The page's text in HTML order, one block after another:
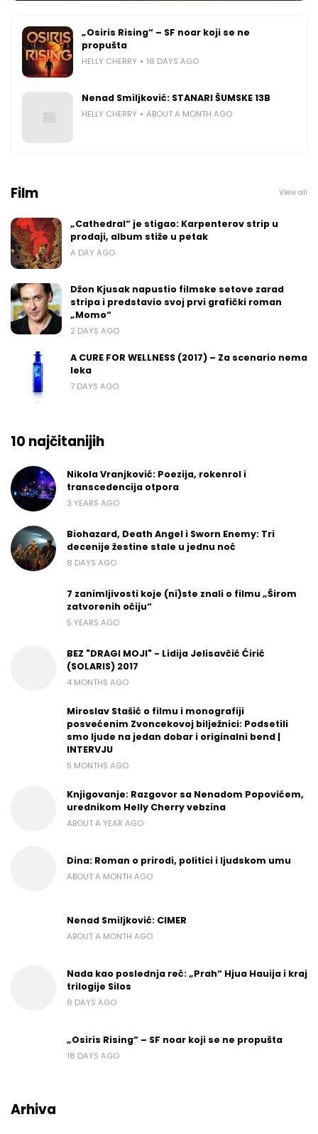
„Osiris Rising“ – SF noar koji se ne
propušta
HELLY CHERRY 18 DAYS AGO
Nenad Smiljković: STANARI ŠUMSKE 13B
HELLY CHERRY ABOUT A MONTH AGO
Film View all
„Cathedral“ je stigao: Karpenterov strip u
prodaji, album stiže u petak
A DAY AGO
Džon Kjusak napustio filmske setove zarad
stripa i predstavio svoj prvi grafički roman
„Momo“
2 DAYS AGO
A CURE FOR WELLNESS (2017) – Za scenario nema
leka
7 DAYS AGO
10 najčitanijih
Nikola Vranjković: Poezija, rokenrol i
transcedencija otpora
3 YEARS AGO
Biohazard, Death Angel i Sworn Enemy: Tri
decenije žestine stale u jednu noć
8 DAYS AGO
7 zanimljivosti koje (ni)ste znali o filmu „Širom
zatvorenih očiju“
5 YEARS AGO
BEZ "DRAGI MOJI" - Lidija Jelisavčić Ćirić
(SOLARIS) 2017
4 MONTHS AGO
Miroslav Stašić o filmu i monografiji
posvećenim Zvoncekovoj bilježnici: Podsetili
smo ljude na jedan dobar i originalni bend |
INTERVJU
5 MONTHS AGO
Knjigovanje: Razgovor sa Nenadom Popovićem,
urednikom Helly Cherry vebzina
ABOUT A YEAR AGO
Dina: Roman o prirodi, politici i ljudskom umu
ABOUT A MONTH AGO
Nenad Smiljković: CIMER
ABOUT A MONTH AGO
Nada kao poslednja reč: „Prah“ Hjua Hauija i kraj
trilogije Silos
8 DAYS AGO
„Osiris Rising“ – SF noar koji se ne propušta
18 DAYS AGO
Arhiva